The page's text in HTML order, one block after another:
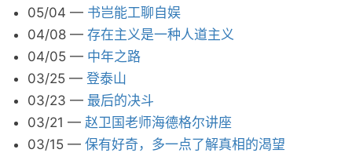
05/04 — 书岂能工聊自娱
04/08 — 存在主义是一种人道主义
04/05 — 中年之路
03/25 — 登泰山
03/23 — 最后的决斗
03/21 — 赵卫国老师海德格尔讲座
03/15 — 保有好奇，多一点了解真相的渴望